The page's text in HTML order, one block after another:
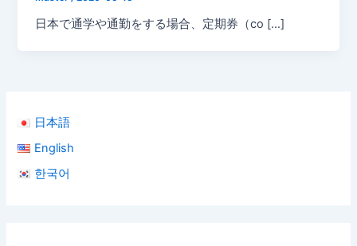
日本語
English
한국어
日本で通学や通勤をする場合、定期券（co […]